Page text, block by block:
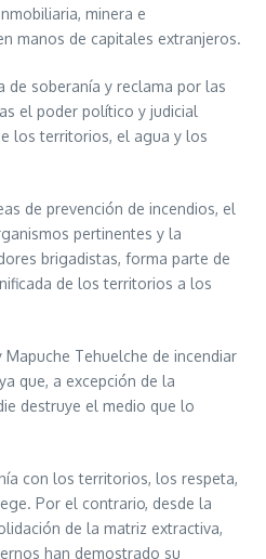
minera e
manos de capitales extranjeros.
de soberanía y reclama por las
el poder político y judicial
los territorios, el agua y los
de prevención de incendios, el
pertinentes y la
brigadistas, forma parte de
de los territorios a los
Tehuelche de incendiar
que, a excepción de la
destruye el medio que lo
con los territorios, los respeta,
Por el contrario, desde la
de la matriz extractiva,
han demostrado su